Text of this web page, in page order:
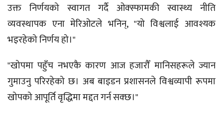
उक्त निर्णयको स्वागत गर्दै ओक्स्फामकी स्वास्थ्य नीति
व्यवस्थापक एना मेरिओटले भनिन्, "यो विश्वलाई आवश्यक
भइरहेको निर्णय हो।"
"खोपमा पहुँच नभएकै कारण आज हजारौँ मानिसहरूले ज्यान
गुमाउनु परिरहेको छ। अब बाइडन प्रशासनले विश्वव्यापी रूपमा
खोपको आपूर्ति वृद्धिमा मद्दत गर्न सक्छ।"